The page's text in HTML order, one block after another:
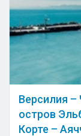
Версилия –
остров
Корте –